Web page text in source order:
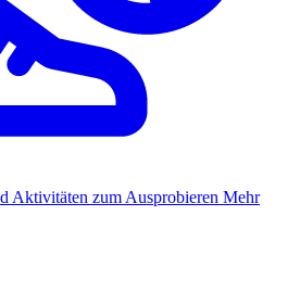
Aktivitäten zum Ausprobieren Mehr